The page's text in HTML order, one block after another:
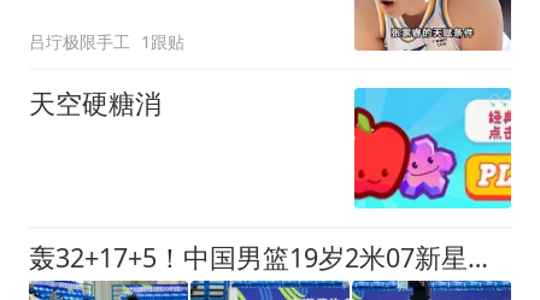
吕坾极限手工 1跟贴
天空硬糖消
轰32+17+5！中国男篮19岁2米07新星闪耀：广东未来内线支柱？